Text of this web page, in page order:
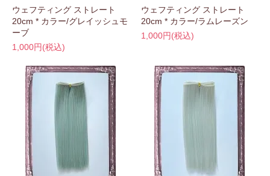
ウェフティング ストレート
20cm * カラー/グレイッシュモ
ーブ
1,000円(税込)
ウェフティング ストレート
20cm * カラー/ラムレーズン
1,000円(税込)